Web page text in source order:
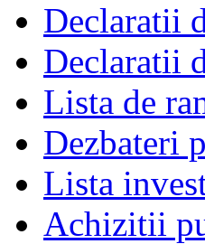
Declaratii
Declaratii
Lista de
Dezbateri
Lista
Achizitii